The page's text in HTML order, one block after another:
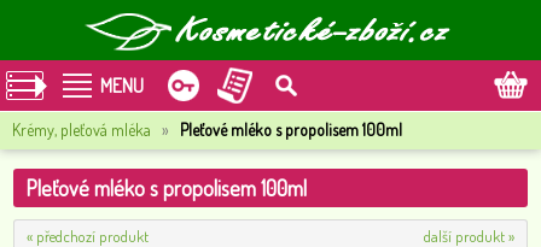
MENU
Krémy, pleťová mléka » Pleťové mléko s propolisem 100ml
Pleťové mléko s propolisem 100ml
« předchozí produkt další produkt »